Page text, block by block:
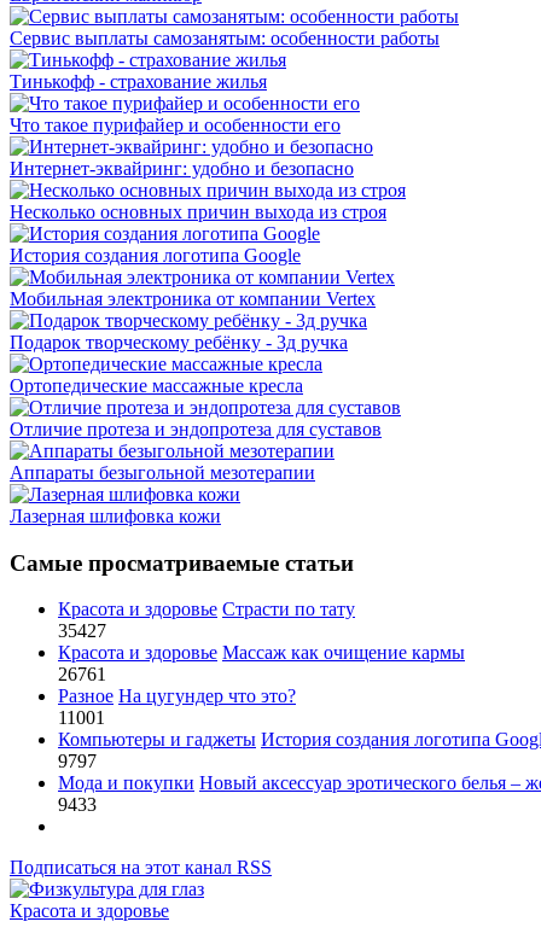
Сервис выплаты самозанятым: особенности работы
Тинькофф - страхование жилья
Что такое пурифайер и особенности его
Интернет-эквайринг: удобно и безопасно
Несколько основных причин выхода из строя
История создания логотипа Google
Мобильная электроника от компании Vertex
Подарок творческому ребёнку - 3д ручка
Ортопедические массажные кресла
Отличие протеза и эндопротеза для суставов
Аппараты безыгольной мезотерапии
Лазерная шлифовка кожи
Самые просматриваемые статьи
Красота и здоровье Страсти по тату
35427
Красота и здоровье Массаж как очищение кармы
26761
Разное На цугундер что это?
11001
Компьютеры и гаджеты История создания логотипа
9797
Мода и покупки Новый аксессуар эротического белья –
9433
Подписаться на этот канал RSS
Красота и здоровье